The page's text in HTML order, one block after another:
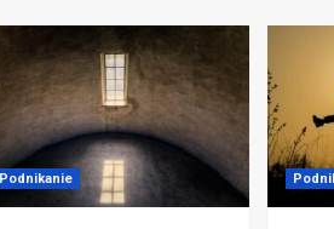
Podnikanie